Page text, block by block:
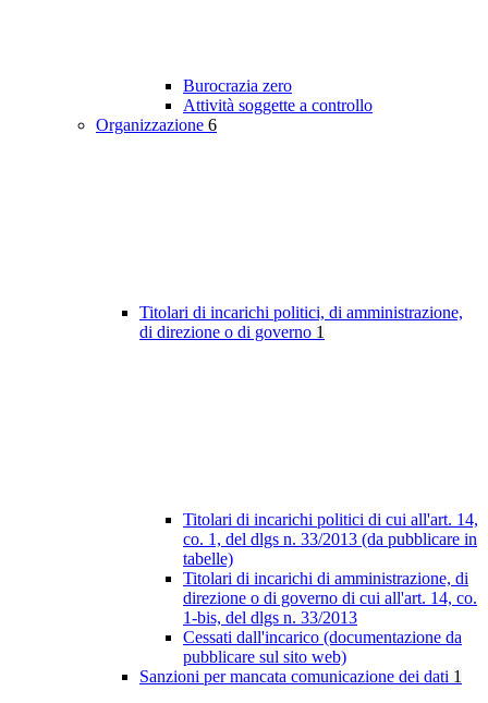
Burocrazia zero
Attività soggette a controllo
Organizzazione 6
Titolari di incarichi politici, di amministrazione,
di direzione o di governo 1
Titolari di incarichi politici di cui all'art. 14,
co. 1, del dlgs n. 33/2013 (da pubblicare in
tabelle)
Titolari di incarichi di amministrazione, di
direzione o di governo di cui all'art. 14, co.
1-bis, del dlgs n. 33/2013
Cessati dall'incarico (documentazione da
pubblicare sul sito web)
Sanzioni per mancata comunicazione dei dati 1